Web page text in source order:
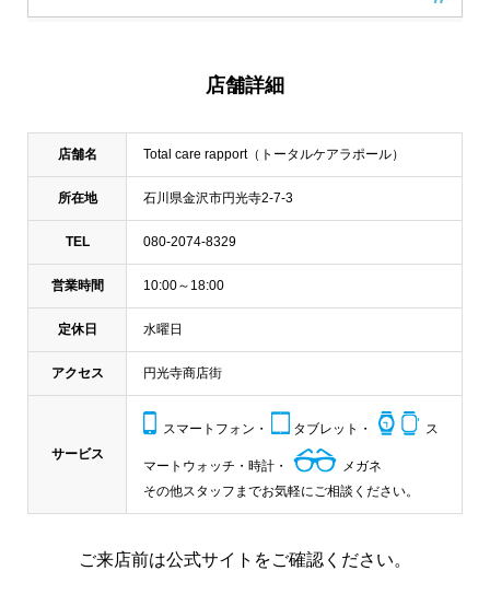
店舗詳細
店舗名 Total care rapport（トータルケアラポール）
所在地 石川県金沢市円光寺2-7-3
TEL 080-2074-8329
営業時間 10:00～18:00
定休日 水曜日
アクセス 円光寺商店街
サービス
スマートフォン・ タブレット・ ス
マートウォッチ・時計・
メガネ
その他スタッフまでお気軽にご相談ください。
ご来店前は公式サイトをご確認ください。